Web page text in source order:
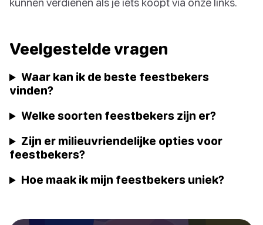
Veelgestelde vragen
Waar kan ik de beste feestbekers
vinden?
Welke soorten feestbekers zijn er?
Zijn er milieuvriendelijke opties voor
feestbekers?
Hoe maak ik mijn feestbekers uniek?